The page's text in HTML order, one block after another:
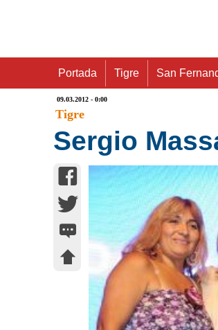
Portada Tigre San
09.03.2012 - 0:00
Tigre
Sergio